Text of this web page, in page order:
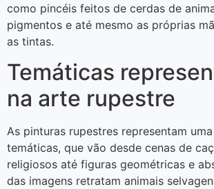
como pincéis feitos de cerdas de
pigmentos e até mesmo as próprias
as tintas.
Temáticas
na arte rupestre
As pinturas rupestres representam
temáticas, que vão desde cenas de
religiosos até figuras geométricas e
das imagens retratam animais